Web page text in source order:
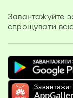
Завантажуйте
спрощувати